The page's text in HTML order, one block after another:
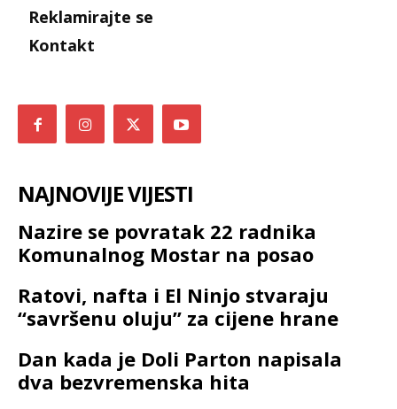
Reklamirajte se
Kontakt
NAJNOVIJE VIJESTI
Nazire se povratak 22 radnika
Komunalnog Mostar na posao
Ratovi, nafta i El Ninjo stvaraju
“savršenu oluju” za cijene hrane
Dan kada je Doli Parton napisala
dva bezvremenska hita